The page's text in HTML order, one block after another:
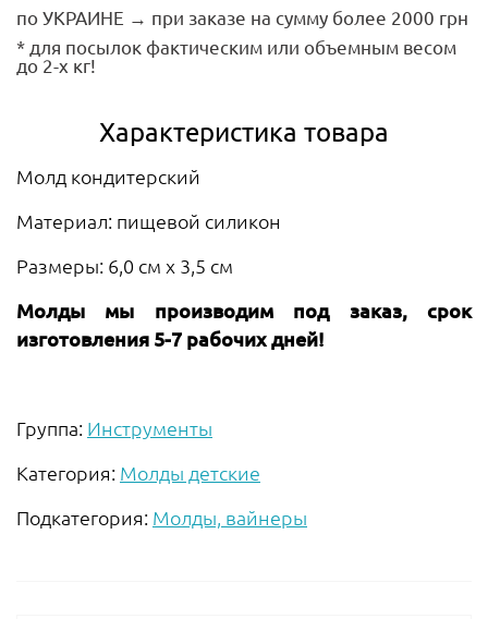
по УКРАИНЕ → при заказе на сумму более 2000 грн
* для посылок фактическим или объемным весом
до 2-х кг!
Характеристика товара
Молд кондитерский
Материал: пищевой силикон
Размеры: 6,0 см х 3,5 см
Молды мы производим под заказ, срок
изготовления 5-7 рабочих дней!
Группа: Инструменты
Категория: Молды детские
Подкатегория: Молды, вайнеры